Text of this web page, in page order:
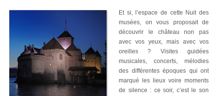
Et si, l’espace de cette Nuit des
musées, on vous proposait de
découvrir le château non pas
avec vos yeux, mais avec vos
oreilles ? Visites guidées
musicales, concerts, mélodies
des différentes époques qui ont
marqué les lieux voire moments
de silence : ce soir, c’est le son